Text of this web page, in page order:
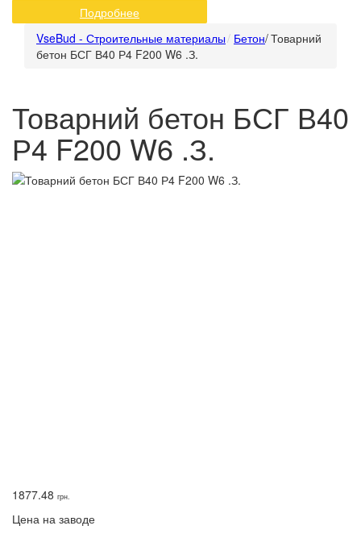
Подробнее
VseBud - Строительные материалы Бетон/Товарний
бетон БСГ В40 Р4 F200 W6 .З.
Товарний бетон БСГ В40
Р4 F200 W6 .З.
1877.48 грн.
Цена на заводе